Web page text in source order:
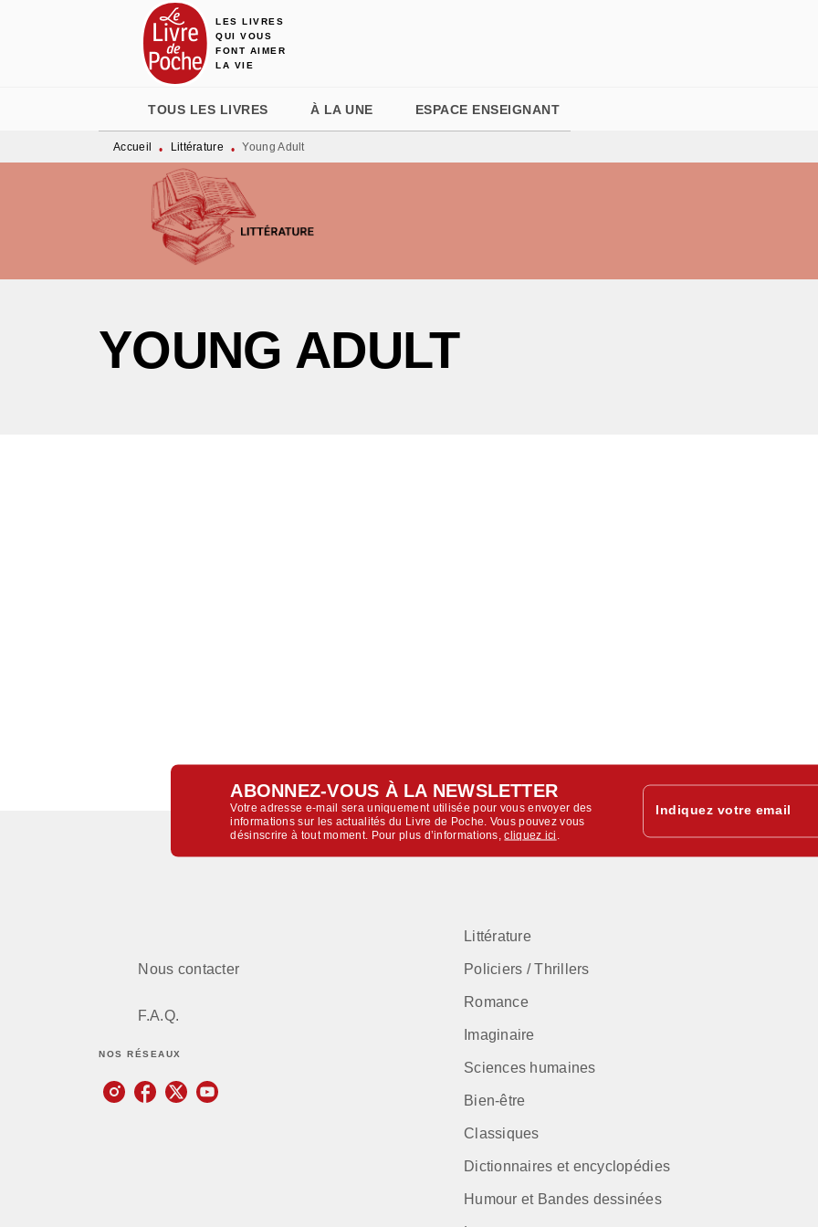
MENU RECHERCHE
LES LIVRES
QUI VOUS
FONT AIMER
LA VIE
TOUS LES LIVRES À LA UNE ESPACE ENSEIGNANT
Accueil • Littérature • Young Adult
YOUNG ADULT
ABONNEZ-VOUS À LA NEWSLETTER
Votre adresse e-mail sera uniquement utilisée pour vous envoyer des
informations sur les actualités du Livre de Poche. Vous pouvez vous
désinscrire à tout moment. Pour plus d’informations,cliquez ici .
Indiquez votre email
Nous contacter
F.A.Q.
NOS RÉSEAUX
Littérature
Policiers / Thrillers
Romance
Imaginaire
Sciences humaines
Bien-être
Classiques
Dictionnaires et encyclopédies
Humour et Bandes dessinées